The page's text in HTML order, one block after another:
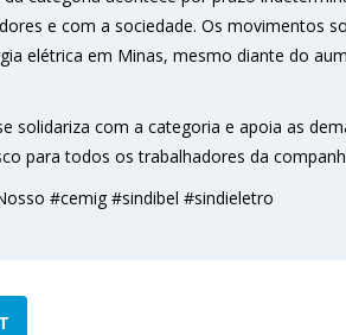
e com a sociedade. Os movimentos
elétrica em Minas, mesmo diante do
solidariza com a categoria e apoia as
para todos os trabalhadores da
#cemig #sindibel #sindieletro